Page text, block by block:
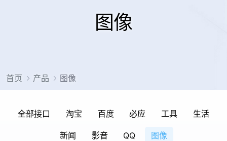
图像
首页 产品 图像
全部接口 淘宝 百度 必应 工具 生活
新闻 影音 QQ 图像